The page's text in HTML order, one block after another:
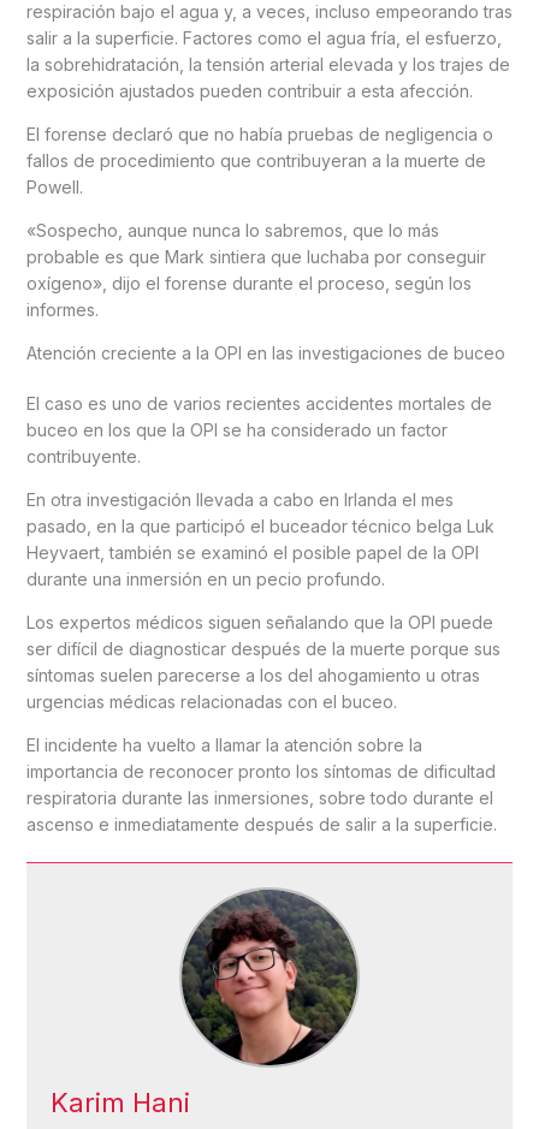
respiración bajo el agua y, a veces, incluso empeorando tras
salir a la superficie. Factores como el agua fría, el esfuerzo,
la sobrehidratación, la tensión arterial elevada y los trajes de
exposición ajustados pueden contribuir a esta afección.
El forense declaró que no había pruebas de negligencia o
fallos de procedimiento que contribuyeran a la muerte de
Powell.
«Sospecho, aunque nunca lo sabremos, que lo más
probable es que Mark sintiera que luchaba por conseguir
oxígeno», dijo el forense durante el proceso, según los
informes.
Atención creciente a la OPI en las investigaciones de buceo
El caso es uno de varios recientes accidentes mortales de
buceo en los que la OPI se ha considerado un factor
contribuyente.
En otra investigación llevada a cabo en Irlanda el mes
pasado, en la que participó el buceador técnico belga Luk
Heyvaert, también se examinó el posible papel de la OPI
durante una inmersión en un pecio profundo.
Los expertos médicos siguen señalando que la OPI puede
ser difícil de diagnosticar después de la muerte porque sus
síntomas suelen parecerse a los del ahogamiento u otras
urgencias médicas relacionadas con el buceo.
El incidente ha vuelto a llamar la atención sobre la
importancia de reconocer pronto los síntomas de dificultad
respiratoria durante las inmersiones, sobre todo durante el
ascenso e inmediatamente después de salir a la superficie.
Karim Hani